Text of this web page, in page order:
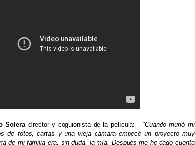
Soleradirector y coguionista de la película: - "Cuando murió mi
de fotos, cartas y una vieja cámara empecé un proyecto muy
de mi familia era, sin duda, la mía. Después me he dado cuenta